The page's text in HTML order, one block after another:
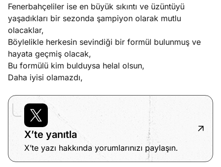
Fenerbahçeliler ise en büyük sıkıntı ve üzüntüyü
yaşadıkları bir sezonda şampiyon olarak mutlu
olacaklar,
Böylelikle herkesin sevindiği bir formül bulunmuş ve
hayata geçmiş olacak,
Bu formülü kim bulduysa helal olsun,
Daha iyisi olamazdı,
X’te yanıtla
X’te yazı hakkında yorumlarınızı paylaşın.